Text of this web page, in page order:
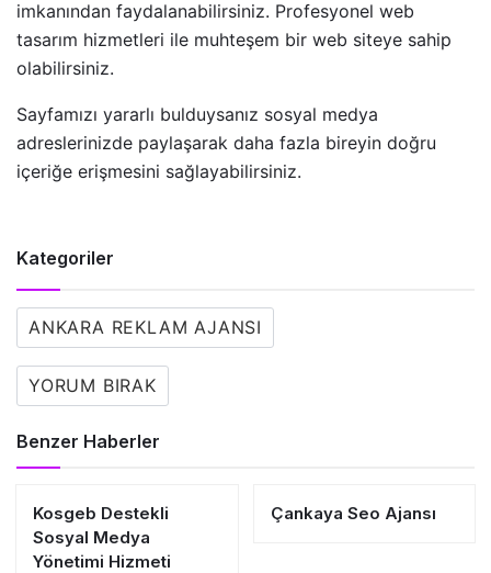
imkanından faydalanabilirsiniz. Profesyonel web
tasarım hizmetleri ile muhteşem bir web siteye sahip
olabilirsiniz.
Sayfamızı yararlı bulduysanız sosyal medya
adreslerinizde paylaşarak daha fazla bireyin doğru
içeriğe erişmesini sağlayabilirsiniz.
Kategoriler
ANKARA REKLAM AJANSI
YORUM BIRAK
Benzer Haberler
Kosgeb Destekli
Sosyal Medya
Yönetimi Hizmeti
Çankaya Seo Ajansı